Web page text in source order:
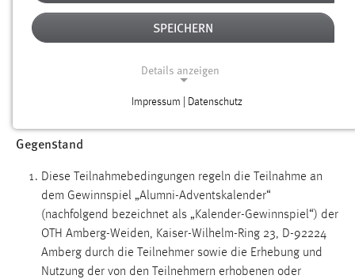
Teilnahmebedingungen Adventskalender
TEILNAHMEBEDINGUNGEN FÜR DAS
ALUMNI-ADVENTSKALENDER
Gegenstand
Diese Teilnahmebedingungen regeln die Teilnahme an
dem Gewinnspiel „Alumni-Adventskalender“
(nachfolgend bezeichnet als „Kalender-Gewinnspiel“) der
OTH Amberg-Weiden, Kaiser-Wilhelm-Ring 23, D-92224
Amberg durch die Teilnehmer sowie die Erhebung und
Nutzung der von den Teilnehmern erhobenen oder
SPEICHERN
Details anzeigen
Notwendige Cookies ermöglichen grundlegende
Website erforderlich.
Login
Name:
fe_user, be_user, be_lastLoginProvider
Impressum | Datenschutz